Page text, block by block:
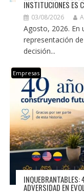
INSTITUCIONES ES
03/08/2026
Agosto, 2026. En
representación
decisión...
Empresas
ADVERSIDAD EN